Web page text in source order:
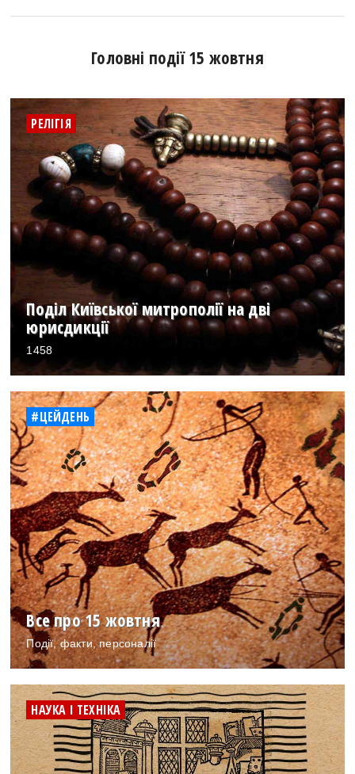
Головні події 15 жовтня
РЕЛІГІЯ
Поділ Київської митрополії на дві
юрисдикції
1458
#ЦЕЙДЕНЬ
Все про 15 жовтня
Події, факти, персоналії
НАУКА І ТЕХНІКА